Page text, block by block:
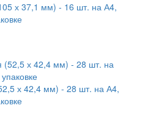
х 37,1 мм) - 16 шт. на А4,
х 42,4 мм) - 28 шт. на А4,